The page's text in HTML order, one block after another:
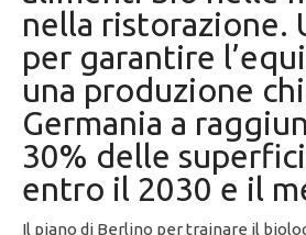
nella ristorazione.
per garantire
una produzione
Germania a
30% delle
entro il 2030 e il
Il piano di Berlino per trainare il